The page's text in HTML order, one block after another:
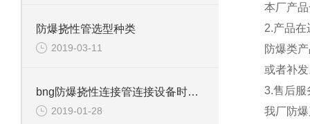
防爆挠性管选型种类
2019-03-11
bng防爆挠性连接管连接设备时需要留心哪些细节
2019-01-28
本厂产
2.产品在
防爆类
或者补
3.售后服
我厂防